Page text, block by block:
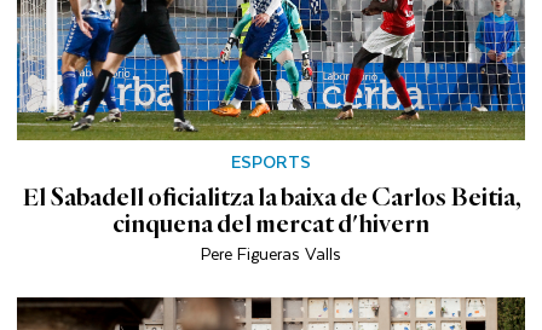
ESPORTS
El Sabadell oficialitza la baixa de Carlos Beitia,
cinquena del mercat d'hivern
Pere Figueras Valls